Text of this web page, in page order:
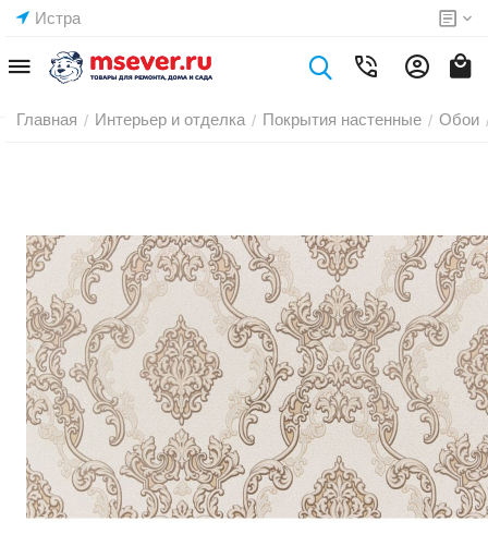
Истра
Главная / Интерьер и отделка / Покрытия настенные / Обои